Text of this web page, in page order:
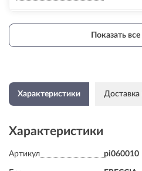
Показать
Характеристики Доставка
Характеристики
Артикул pi060010